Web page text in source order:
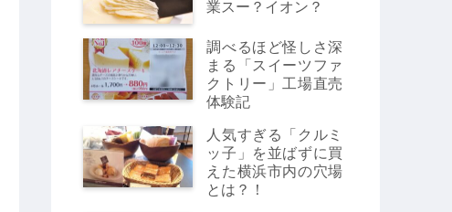
業スー？イオン？
調べるほど怪しさ深
まる「スイーツファ
クトリー」工場直売
体験記
人気すぎる「クルミ
ッ子」を並ばずに買
えた横浜市内の穴場
とは？！